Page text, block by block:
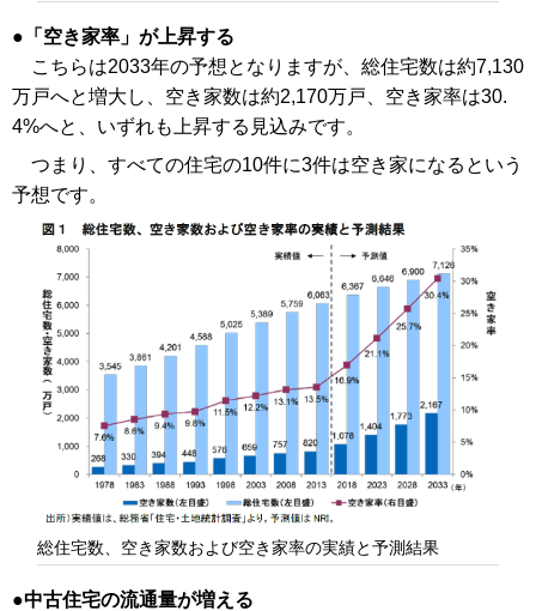
「空き家率」が上昇する
こちらは2033年の予想となりますが、総住宅数は約7,130
万戸へと増大し、空き家数は約2,170万戸、空き家率は30.
4%へと、いずれも上昇する見込みです。
つまり、すべての住宅の10件に3件は空き家になるという
予想です。
総住宅数、空き家数および空き家率の実績と予測結果
中古住宅の流通量が増える